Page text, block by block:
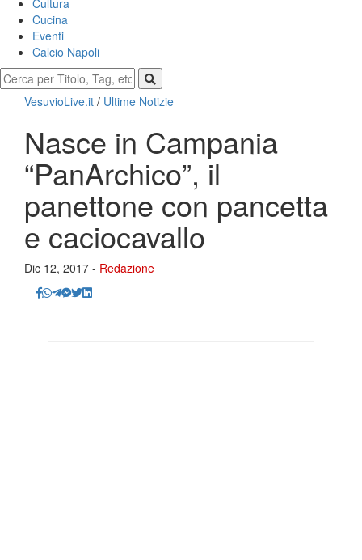
Cultura
Cucina
Eventi
Calcio Napoli
VesuvioLive.it / Ultime Notizie
Nasce in Campania
“PanArchico”, il
panettone con pancetta
e caciocavallo
Dic 12, 2017 - Redazione